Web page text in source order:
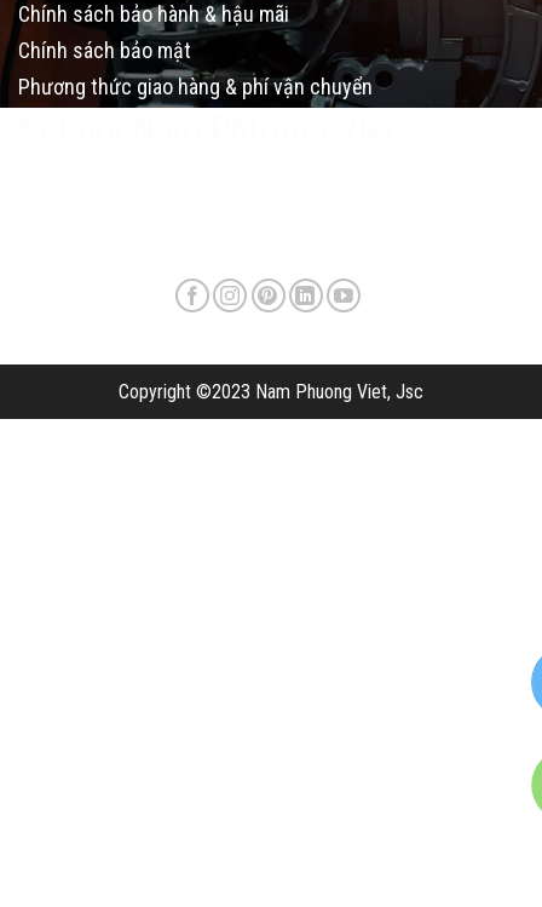
Chính sách bảo hành & hậu mãi
Chính sách bảo mật
Phương thức giao hàng & phí vận chuyển
Copyright ©2023 Nam Phuong Viet, Jsc